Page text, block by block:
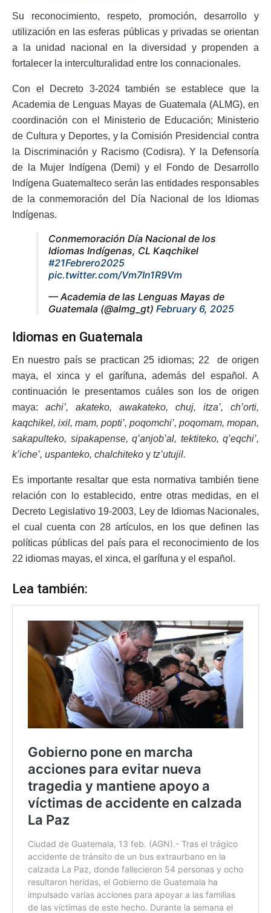
Su reconocimiento, respeto, promoción, desarrollo y
utilización en las esferas públicas y privadas se orientan
a la unidad nacional en la diversidad y propenden a
fortalecer la interculturalidad entre los connacionales.
Con el Decreto 3-2024 también se establece que la
Academia de Lenguas Mayas de Guatemala (ALMG), en
coordinación con el Ministerio de Educación; Ministerio
de Cultura y Deportes, y la Comisión Presidencial contra
la Discriminación y Racismo (Codisra). Y la Defensoría
de la Mujer Indígena (Demi) y el Fondo de Desarrollo
Indígena Guatemalteco serán las entidades responsables
de la conmemoración del Día Nacional de los Idiomas
Indígenas.
Conmemoración Día Nacional de los
Idiomas Indígenas, CL Kaqchikel
#21Febrero2025
pic.twitter.com/Vm7In1R9Vm
— Academia de las Lenguas Mayas de
Guatemala (@almg_gt) February 6, 2025
Idiomas en Guatemala
En nuestro país se practican 25 idiomas; 22 de origen
maya, el xinca y el garífuna, además del español. A
continuación le presentamos cuáles son los de origen
maya: achi’, akateko, awakateko, chuj, itza’, ch’orti,
kaqchikel, ixil, mam, popti’, poqomchi’, poqomam, mopan,
sakapulteko, sipakapense, q’anjob’al, tektiteko, q’eqchi’,
k’iche’, uspanteko, chalchiteko y tz’utujil.
Es importante resaltar que esta normativa también tiene
relación con lo establecido, entre otras medidas, en el
Decreto Legislativo 19-2003, Ley de Idiomas Nacionales,
el cual cuenta con 28 artículos, en los que definen las
políticas públicas del país para el reconocimiento de los
22 idiomas mayas, el xinca, el garífuna y el español.
Lea también: